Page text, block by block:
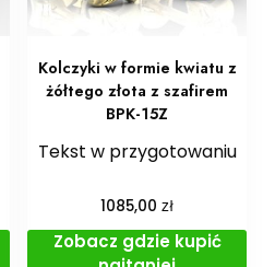
Kolczyki w formie kwiatu z
żółtego złota z szafirem
BPK-15Z
Tekst w przygotowaniu
1085,00zł
Zobacz gdzie kupić